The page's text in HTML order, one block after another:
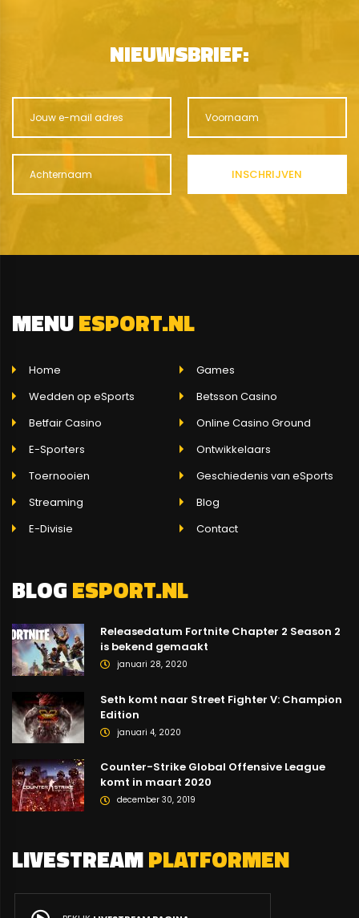
NIEUWSBRIEF:
MENUESPORT.NL
Home
Games
Wedden op eSports
Betsson Casino
Betfair Casino
Online Casino Ground
E-Sporters
Ontwikkelaars
Toernooien
Geschiedenis van eSports
Streaming
Blog
E-Divisie
Contact
BLOGESPORT.NL
Releasedatum Fortnite Chapter 2 Season 2
is bekend gemaakt
januari 28, 2020
Seth komt naar Street Fighter V: Champion
Edition
januari 4, 2020
Counter-Strike Global Offensive League
komt in maart 2020
december 30, 2019
LIVESTREAMPLATFORMEN